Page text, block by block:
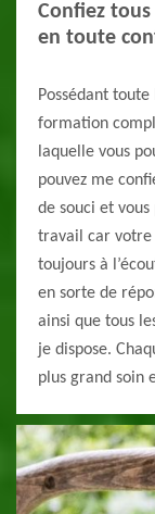
Confiez tous
en toute
Possédant
formation
laquelle vous
pouvez me
de souci et
travail car votre
toujours à
en sorte de
ainsi que tous
je dispose.
plus grand soin